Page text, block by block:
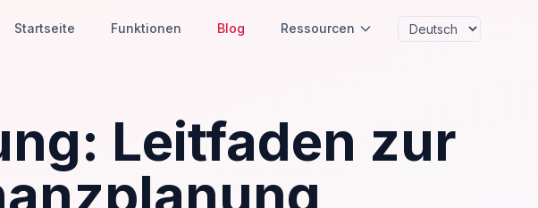
Startseite Funktionen Blog Ressourcen
Leitfaden zur